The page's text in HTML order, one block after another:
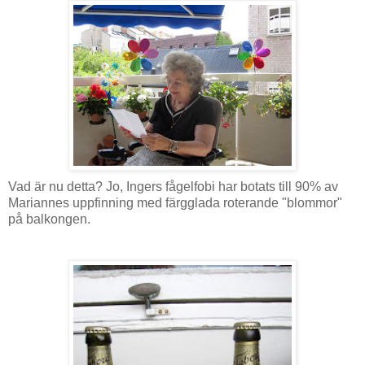
Vad är nu detta? Jo, Ingers fågelfobi har botats till 90% av
Mariannes uppfinning med färgglada roterande "blommor"
på balkongen.